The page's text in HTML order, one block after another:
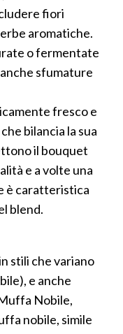
fiori
aromatiche.
o fermentate
sfumature
fresco e
bilancia la sua
il bouquet
e a volte una
è caratteristica
blend.
stili che variano
e anche
Nobile,
nobile, simile